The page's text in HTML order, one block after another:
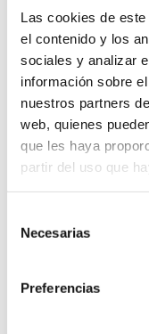
Las cookies de
el contenido y los
sociales y analizar
información sobre
nuestros partners
web, quienes
que les haya
partir del uso que
Necesarias
Preferencias